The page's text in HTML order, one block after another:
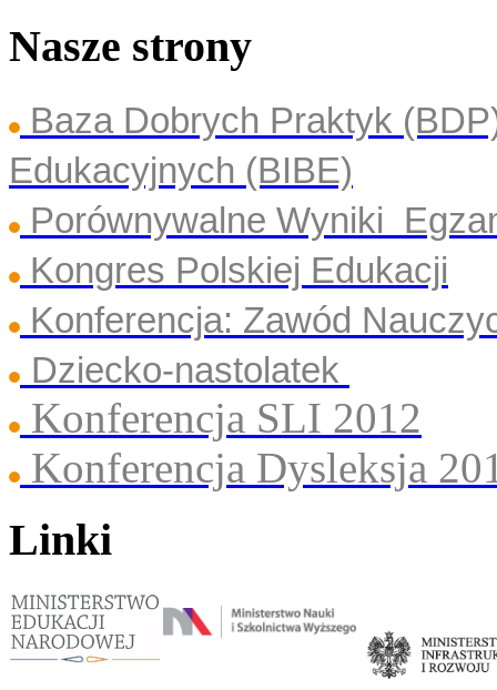
Nasze strony
Baza Dobrych Praktyk
Edukacyjnych (BIBE)
Porównywalne Wyniki
Kongres Polskiej Edukacji
Konferencja: Zawód
Dziecko-nastolatek
Konferencja SLI 2012
Konferencja Dysleksja
Linki